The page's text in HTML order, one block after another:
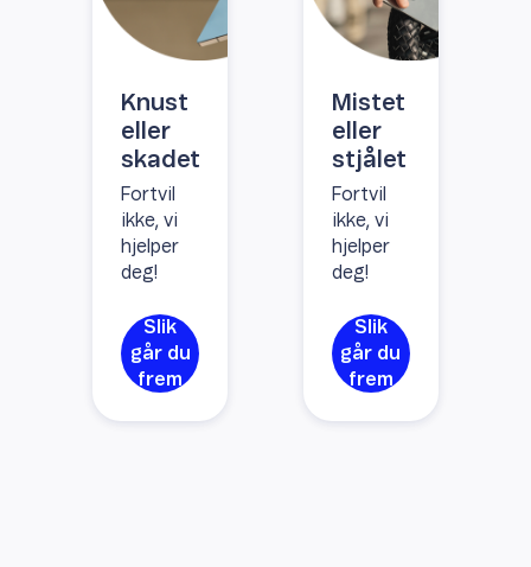
Knust
eller
skadet
Fortvil
ikke, vi
hjelper
deg!
Slik
går du
frem
Mistet
eller
stjålet
Fortvil
ikke, vi
hjelper
deg!
Slik
går du
frem